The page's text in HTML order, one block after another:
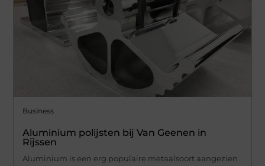
Business
Aluminium polijsten bij Van Geenen in
Rijssen
Aluminium is een erg populaire metaalsoort aangezien